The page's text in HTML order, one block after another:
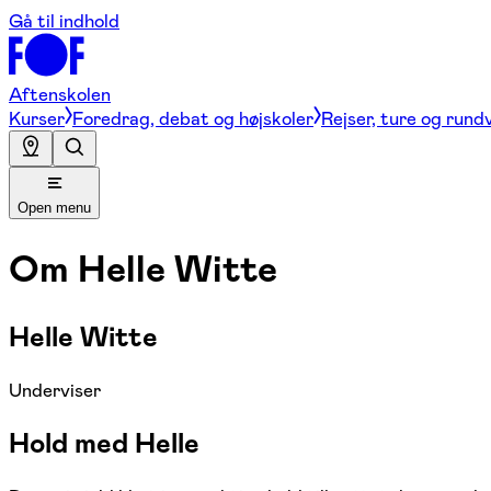
Gå til indhold
Aftenskolen
Kurser Foredrag, debat og højskoler Rejser, ture og
Open menu
Om Helle Witte
Helle Witte
Underviser
Hold med Helle